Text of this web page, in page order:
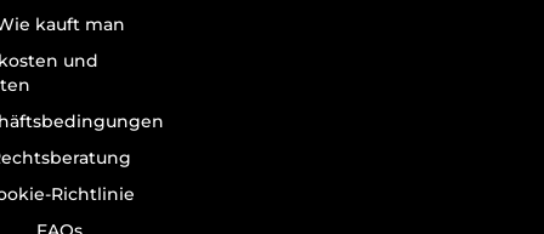
kauft man
und
Richtlinie